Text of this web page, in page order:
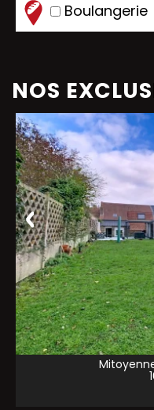
Boulangerie
NOS
Mitoyenne